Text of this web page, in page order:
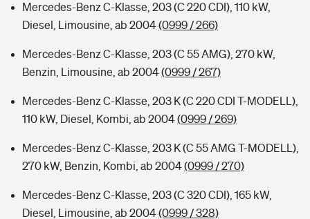
Mercedes-Benz C-Klasse, 203 (C 220 CDI), 110 kW,
Diesel, Limousine, ab 2004(0999 / 266)
Mercedes-Benz C-Klasse, 203 (C 55 AMG), 270 kW,
Benzin, Limousine, ab 2004(0999 / 267)
Mercedes-Benz C-Klasse, 203 K (C 220 CDI T-MODELL),
110 kW, Diesel, Kombi, ab 2004(0999 / 269)
Mercedes-Benz C-Klasse, 203 K (C 55 AMG T-MODELL),
270 kW, Benzin, Kombi, ab 2004(0999 / 270)
Mercedes-Benz C-Klasse, 203 (C 320 CDI), 165 kW,
Diesel, Limousine, ab 2004(0999 / 328)